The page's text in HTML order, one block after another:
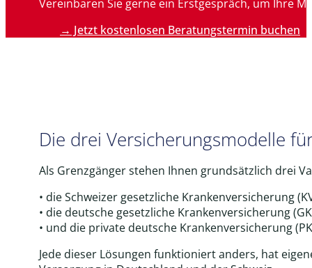
Vereinbaren Sie gerne ein Erstgespräch, um Ihre
→ Jetzt kostenlosen Beratungstermin buchen
Die drei Versicherungsmodelle
Als Grenzgänger stehen Ihnen grundsätzlich drei
• die Schweizer gesetzliche Krankenversicherung
• die deutsche gesetzliche Krankenversicherung
• und die private deutsche Krankenversicherung
Jede dieser Lösungen funktioniert anders, hat